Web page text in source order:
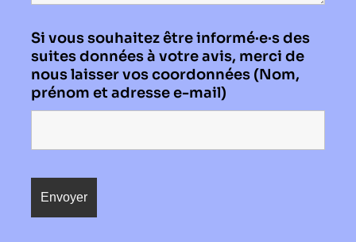
Si vous souhaitez être informé·e·s des
suites données à votre avis, merci de
nous laisser vos coordonnées (Nom,
prénom et adresse e-mail)